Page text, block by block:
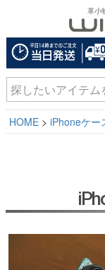
革小
HOME iPhoneケ